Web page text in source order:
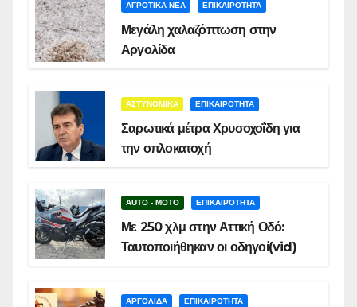
ΑΓΡΟΤΙΚΑ ΝΕΑ ΕΠΙΚΑΙΡΟΤΗΤΑ
Μεγάλη χαλαζόπτωση στην
Αργολίδα
ΑΣΤΥΝΟΜΙΚΑ ΕΠΙΚΑΙΡΟΤΗΤΑ
Σαρωτικά μέτρα Χρυσοχοΐδη για
την οπλοκατοχή
AUTO - MOTO ΕΠΙΚΑΙΡΟΤΗΤΑ
Με 250 χλμ στην Αττική Οδό:
Ταυτοποιήθηκαν οι οδηγοί(vid)
ΑΡΓΟΛΙΔΑ ΕΠΙΚΑΙΡΟΤΗΤΑ